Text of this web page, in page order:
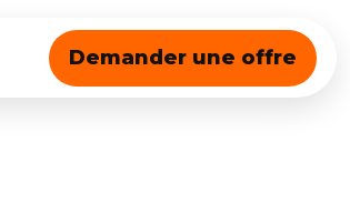
Demander une offre